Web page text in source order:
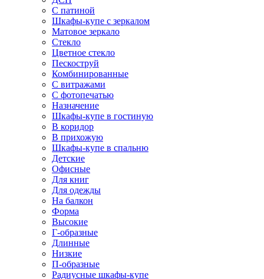
С патиной
Шкафы-купе с зеркалом
Матовое зеркало
Стекло
Цветное стекло
Пескоструй
Комбинированные
С витражами
С фотопечатью
Назначение
Шкафы-купе в гостиную
В коридор
В прихожую
Шкафы-купе в спальню
Детские
Офисные
Для книг
Для одежды
На балкон
Форма
Высокие
Г-образные
Длинные
Низкие
П-образные
Радиусные шкафы-купе